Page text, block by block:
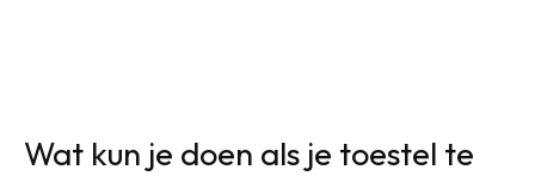
Wat kun je doen als je toestel te